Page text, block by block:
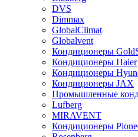
DVS
Dimmax
GlobalClimat
Globalvent
Кондиционеры
Кондиционеры Haier
Кондиционеры
Кондиционеры JAX
Промышленные
Lufberg
MIRAVENT
Кондиционеры